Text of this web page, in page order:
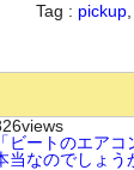
Tag : pickup
「ビートのエア
当なのでしょう